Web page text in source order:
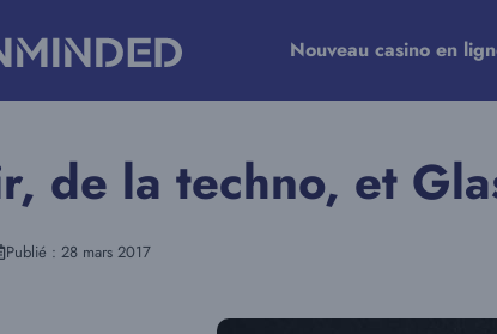
Nouveau casino en
de la techno, et
Publié : 28 mars 2017